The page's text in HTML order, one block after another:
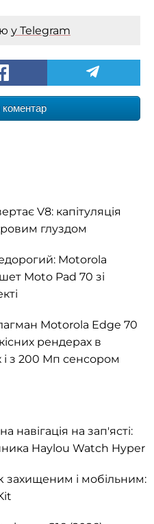
у Telegram
V8: капітуляція
глуздом
Motorola
Moto Pad 70 зі
Motorola Edge 70
рендерах в
і з 200 Мп сенсором
навігація на зап'ясті:
Haylou Watch Hyper
захищеним і мобільним: